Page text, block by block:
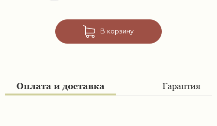
Ремешки 21 мм
Ремешки 22 мм
Ремешки 24 мм
В корзину
Оплата и доставка Гарантия